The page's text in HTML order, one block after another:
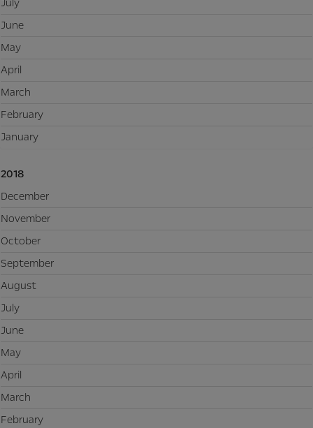
June
May
April
March
February
January
2018
December
November
October
September
August
July
June
May
April
March
February